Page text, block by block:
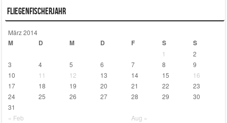
Fliegenfischerjahr
März 2014
M D M D F S S
« Feb Aug »
1
2
3
4 5 6 7 8
9
10
11 12 13 14 15
16
17
18 19 20 21 22
23
24
25 26 27 28 29
30
31